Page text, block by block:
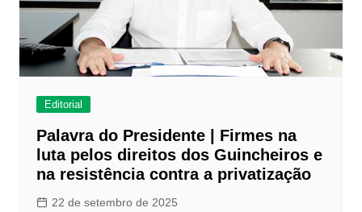
Editorial
Palavra do Presidente | Firmes na
luta pelos direitos dos Guincheiros e
na resistência contra a privatização
22 de setembro de 2025